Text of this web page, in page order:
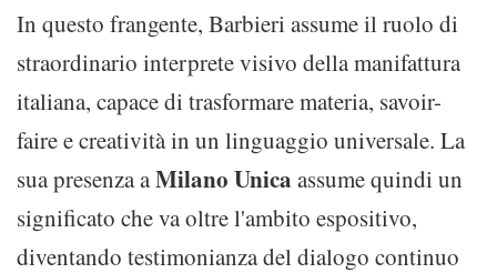
In questo frangente, Barbieri assume il ruolo di
straordinario interprete visivo della manifattura
italiana, capace di trasformare materia, savoir-
faire e creatività in un linguaggio universale. La
sua presenza aMilano Unica assume quindi un
significato che va oltre l'ambito espositivo,
diventando testimonianza del dialogo continuo